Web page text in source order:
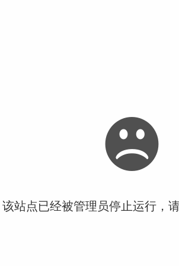
站点已经被管理员停止运行，